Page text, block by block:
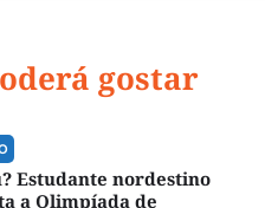
gostar
Estudante nordestino
a Olimpíada de